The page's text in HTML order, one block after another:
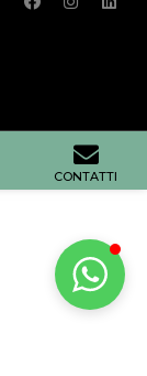
CONTATTI